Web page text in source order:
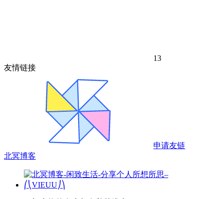
13
友情链接
申请友链
北冥博客